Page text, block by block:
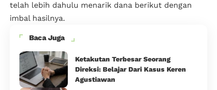
telah lebih dahulu menarik dana berikut dengan
imbal hasilnya.
Baca Juga
Ketakutan Terbesar Seorang
Direksi: Belajar Dari Kasus Keren
Agustiawan